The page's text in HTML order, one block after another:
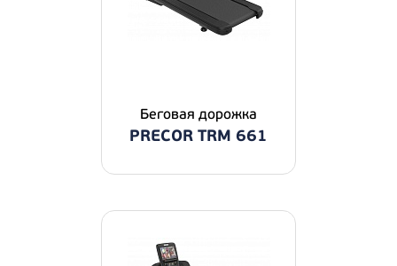
Беговая дорожка
PRECOR TRM 661